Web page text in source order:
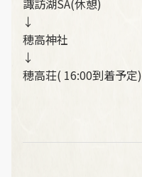
諏訪湖SA(休憩)
↓
穂高神社
↓
穂高荘( 16:00到着予定)